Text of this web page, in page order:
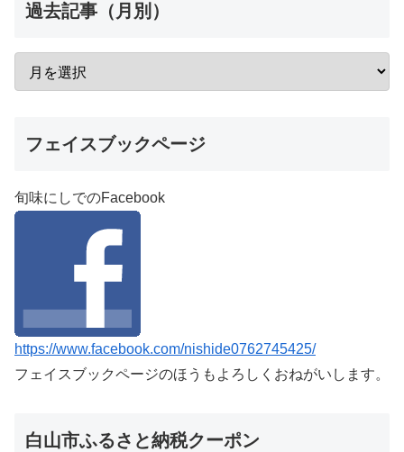
過去記事（月別）
フェイスブックページ
旬味にしでのFacebook
https://www.facebook.com/nishide0762745425/
フェイスブックページのほうもよろしくおねがいします。
白山市ふるさと納税クーポン